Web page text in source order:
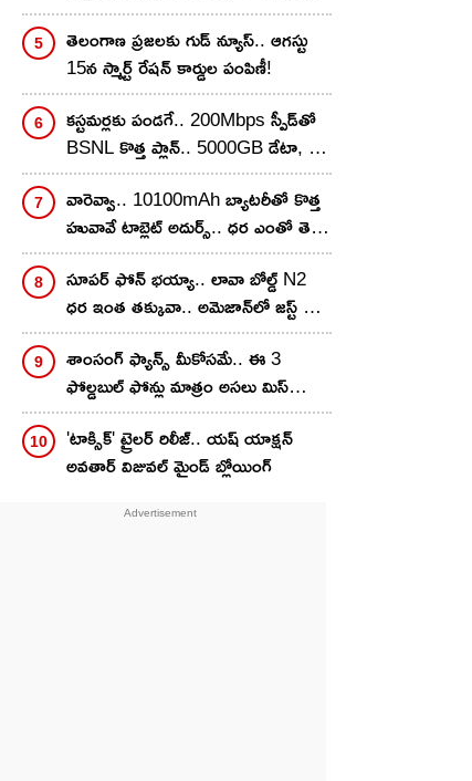
చేయొచ్చు..
తెలంగాణ ప్రజలకు గుడ్ న్యూస్.. ఆగస్టు
15న స్మార్ట్ రేషన్ కార్డుల పంపిణీ!
కస్టమర్లకు పండగే.. 200Mbps స్పీడ్‌తో
BSNL కొత్త ప్లాన్.. 5000GB డేటా, 27
OTT బెనిఫిట్స్ కూడా!
వారెవ్వా.. 10100mAh బ్యాటరీతో కొత్త
హువావే టాబ్లెట్ అదుర్స్.. ధర ఎంతో తెలిస్తే
వెంటనే కొనేస్తారు!
సూపర్ ఫోన్ భయ్యా.. లావా బోల్డ్ N2
ధర ఇంత తక్కువా.. అమెజాన్‌లో జస్ట్ రూ.
8,999కే
శాంసంగ్ ఫ్యాన్స్ మీకోసమే.. ఈ 3
ఫోల్డబుల్ ఫోన్లు మాత్రం అసలు మిస్
చేసుకోవద్దు.. ధర జస్ట్..!
'టాక్సిక్' ట్రైలర్ రిలీజ్.. యష్ యాక్షన్
అవతార్ విజువల్ మైండ్ బ్లోయింగ్